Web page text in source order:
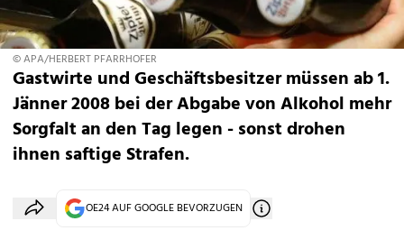
© APA/HERBERT PFARRHOFER
Gastwirte und Geschäftsbesitzer müssen ab 1.
Jänner 2008 bei der Abgabe von Alkohol mehr
Sorgfalt an den Tag legen - sonst drohen
ihnen saftige Strafen.
OE24 AUF GOOGLE BEVORZUGEN